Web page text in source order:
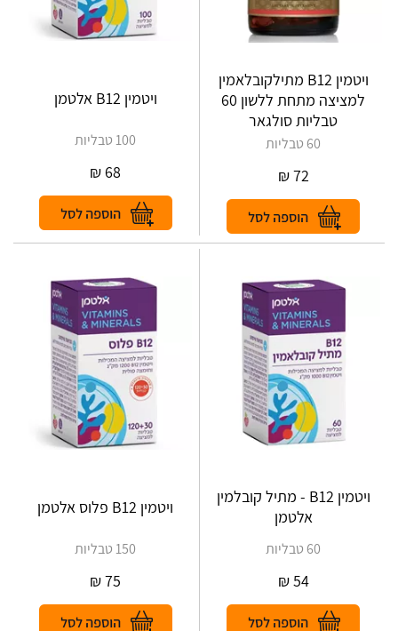
ויטמין B12 מתילקובלאמין
למציצה מתחת ללשון 60
טבליות סולגאר
60 טבליות
72
₪
ויטמין B12 אלטמן
100 טבליות
68
₪
ויטמין B12 - מתיל קובלמין
אלטמן
60 טבליות
54
₪
ויטמין B12 פלוס אלטמן
150 טבליות
75
₪